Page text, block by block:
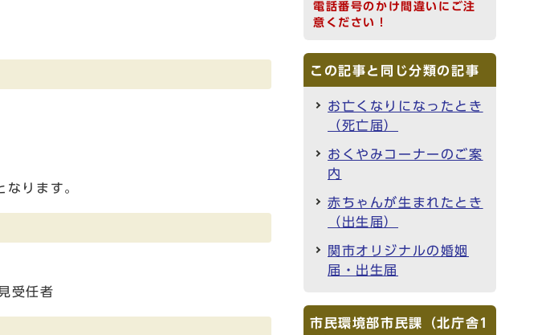
ります。
受任者
電話番号のかけ間違いにご注
意ください！
この記事と同じ分類の記事
お亡くなりになったとき
（死亡届）
おくやみコーナーのご案
内
赤ちゃんが生まれたとき
（出生届）
関市オリジナルの婚姻
届・出生届
市民環境部市民課（北庁舎1